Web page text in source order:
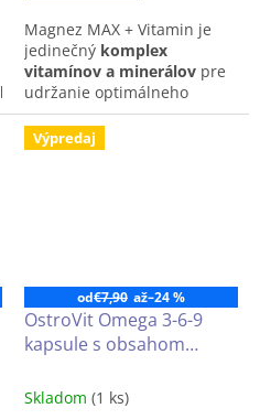
Magnez MAX + Vitamin je
jedinečný komplex
vitamínov a minerálov pre
udržanie optimálneho
zdravia organizmu.
Prostredníctvom jednej
tablety tak do svojho tela
Výpredaj
od€7,90 až–24 %
OstroVit Omega 3-6-9
kapsule s obsahom
veľkostiach
Skladom (1 ks)